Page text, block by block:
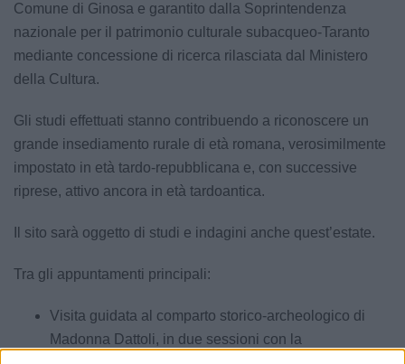
Comune di Ginosa e garantito dalla Soprintendenza
nazionale per il patrimonio culturale subacqueo-Taranto
mediante concessione di ricerca rilasciata dal Ministero
della Cultura.
Gli studi effettuati stanno contribuendo a riconoscere un
grande insediamento rurale di età romana, verosimilmente
impostato in età tardo-repubblicana e, con successive
riprese, attivo ancora in età tardoantica.
Il sito sarà oggetto di studi e indagini anche quest’estate.
Tra gli appuntamenti principali:
Visita guidata al comparto storico-archeologico di
Madonna Dattoli, in due sessioni con la